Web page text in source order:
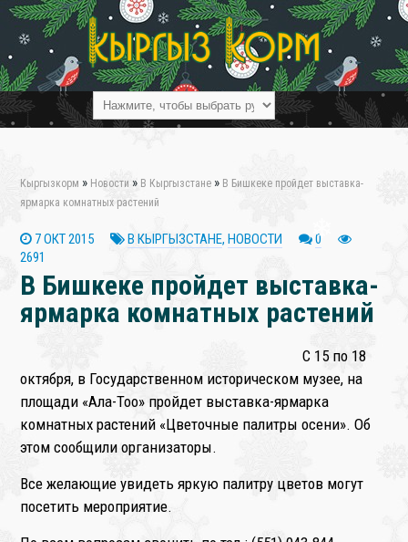
Кыргызкорм » Новости » В Кыргызстане » В Бишкеке пройдет выставка-
ярмарка комнатных растений
7 ОКТ 2015 В КЫРГЫЗСТАНЕ,НОВОСТИ
0
2691
В Бишкеке пройдет выставка-
ярмарка комнатных растений
С 15 по 18
октября, в Государственном историческом музее, на
площади «Ала-Тоо» пройдет выставка-ярмарка
комнатных растений «Цветочные палитры осени». Об
этом сообщили организаторы.
Все желающие увидеть яркую палитру цветов могут
посетить мероприятие.
❄